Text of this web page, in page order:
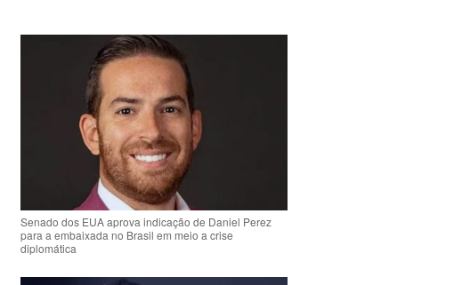
Senado dos EUA aprova indicação de Daniel Perez
para a embaixada no Brasil em meio a crise
diplomática